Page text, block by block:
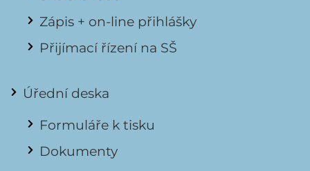
Zápis + on-line přihlášky
Přijímací řízení na SŠ
Úřední deska
Formuláře k tisku
Dokumenty